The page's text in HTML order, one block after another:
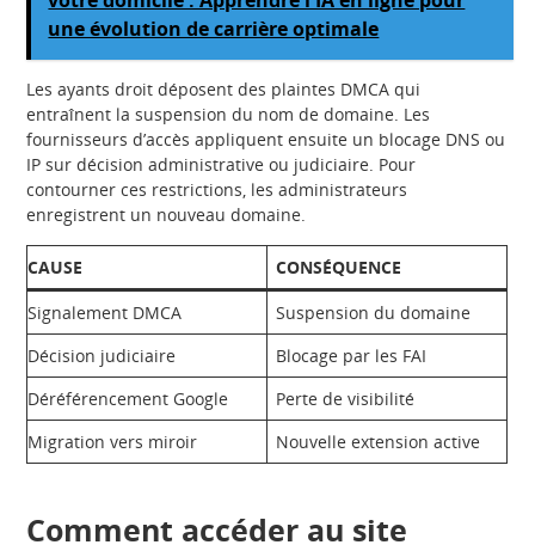
une évolution de carrière optimale
Les ayants droit déposent des plaintes DMCA qui
entraînent la suspension du nom de domaine. Les
fournisseurs d’accès appliquent ensuite un blocage DNS ou
IP sur décision administrative ou judiciaire. Pour
contourner ces restrictions, les administrateurs
enregistrent un nouveau domaine.
CAUSE
CONSÉQUENCE
Signalement DMCA
Suspension du domaine
Décision judiciaire
Blocage par les FAI
Déréférencement Google
Perte de visibilité
Migration vers miroir
Nouvelle extension active
Comment accéder au site